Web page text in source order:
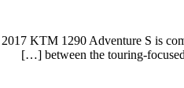
KTM 1290 Adventure S is
between the touring-